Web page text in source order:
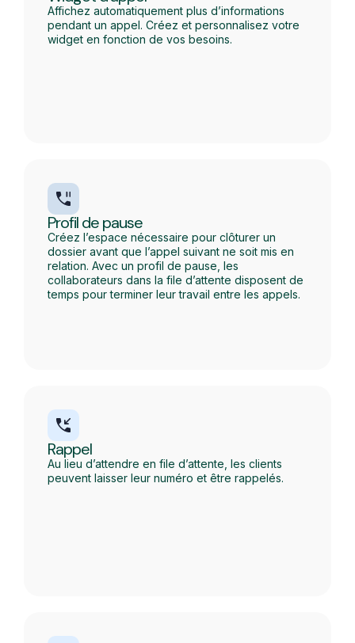
Affichez automatiquement plus d’informations
pendant un appel. Créez et personnalisez votre
widget en fonction de vos besoins.
Profil de pause
Créez l’espace nécessaire pour clôturer un
dossier avant que l’appel suivant ne soit mis en
relation. Avec un profil de pause, les
collaborateurs dans la file d’attente disposent de
temps pour terminer leur travail entre les appels.
Rappel
Au lieu d’attendre en file d’attente, les clients
peuvent laisser leur numéro et être rappelés.